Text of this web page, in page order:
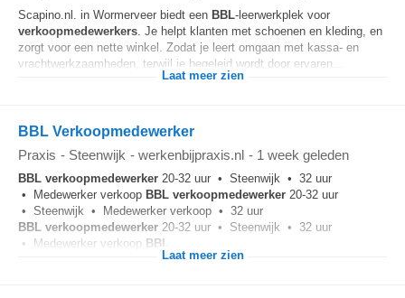
Scapino.nl. in Wormerveer biedt een BBL-leerwerkplek voor
verkoopmedewerkers. Je helpt klanten met schoenen en kleding, en
zorgt voor een nette winkel. Zodat je leert omgaan met kassa- en
vrachtwerkzaamheden, terwijl je begeleid wordt door ervaren...
Laat meer zien
BBL Verkoopmedewerker
Praxis - Steenwijk - werkenbijpraxis.nl - 1 week geleden
BBL verkoopmedewerker 20-32 uur • Steenwijk • 32 uur
• Medewerker verkoop BBL verkoopmedewerker 20-32 uur
• Steenwijk • Medewerker verkoop • 32 uur
BBL verkoopmedewerker 20-32 uur • Steenwijk • 32 uur
• Medewerker verkoop BBL
Laat meer zien